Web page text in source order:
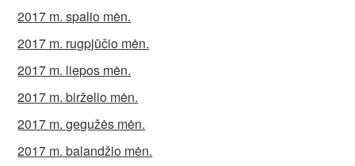
2017 m. spalio mėn.
2017 m. rugpjūčio mėn.
2017 m. liepos mėn.
2017 m. birželio mėn.
2017 m. gegužės mėn.
2017 m. balandžio mėn.